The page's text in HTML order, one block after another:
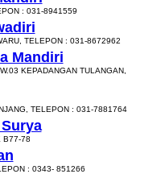
: 031-8941559
TELEPON : 031-8672962
Mandiri
KEPADANGAN TULANGAN,
TELEPON : 031-7881764
B77-78
: 0343- 851266